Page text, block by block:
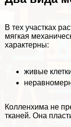
В тех участках
мягкая
хаpaктерны:
живые
Колленхима не
тканей. Она